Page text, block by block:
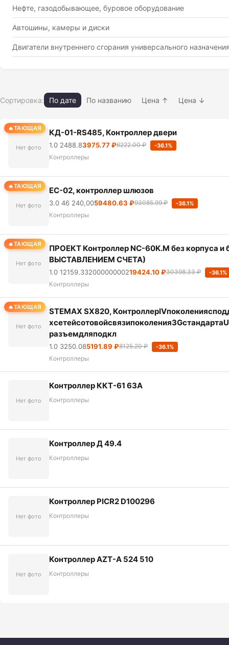
Нефте, газодобывающее, буровое оборудование
Автошины, камеры и диски
Двигатели внутреннего сгорания универсального
Сортировка: По дате По названию Цена ↑ Цена ↓
ТАЮЩАЯ
Нет фото
КД-01-RS485, Контроллер двери
1.0 2488.83975.77 ₽6222.00 ₽ -36.1%
Контроллеры
ТАЮЩАЯ
Нет фото
EC-02, контроллер шлюзов
3.0 46 240,0059480.63 ₽93085.99 ₽ -36.1%
Контроллеры
ТАЮЩАЯ
Нет фото
ПРОЕКТ Контроллер NC-60K.M без
ВЫСТАВЛЕНИЕМ СЧЕТА)
1.0 12159.33200000000219424.10 ₽30398.33 ₽ -36.1%
Контроллеры
ТАЮЩАЯ
Нет фото
STEMAX SX820,
разъемдляподкл
1.0 3250.085191.89 ₽8125.20 ₽ -36.1%
Контроллеры
Нет фото
Контроллер ККТ-61 63А
Контроллеры
Нет фото
Контроллер Д 49.4
Контроллеры
Нет фото
Контроллер PICR2 D100296
Контроллеры
Нет фото
Контроллер AZT-A 524 510
Контроллеры